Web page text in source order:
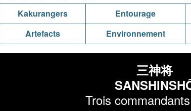
Kakurangers Entourage
Artefacts Environnement
三神将
Trois